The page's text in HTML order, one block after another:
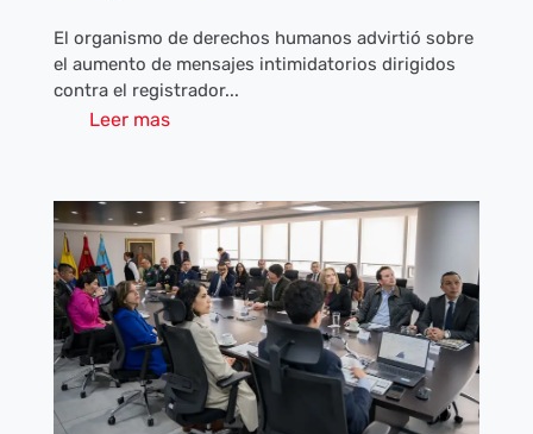
El organismo de derechos humanos advirtió sobre
el aumento de mensajes intimidatorios dirigidos
contra el registrador...
Leer mas